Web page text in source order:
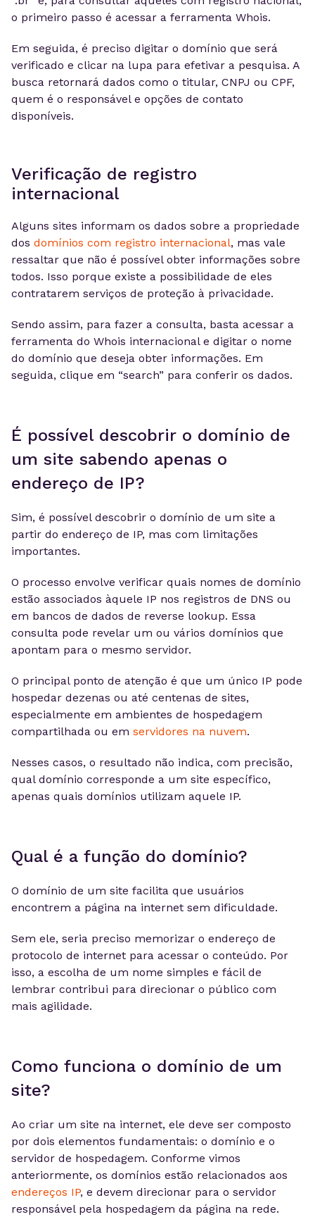
o primeiro passo é acessar a ferramenta Whois.
Em seguida, é preciso digitar o domínio que será
verificado e clicar na lupa para efetivar a pesquisa. A
busca retornará dados como o titular, CNPJ ou CPF,
quem é o responsável e opções de contato
disponíveis.
Verificação de registro
internacional
Alguns sites informam os dados sobre a propriedade
dos domínios com registro internacional, mas vale
ressaltar que não é possível obter informações sobre
todos. Isso porque existe a possibilidade de eles
contratarem serviços de proteção à privacidade.
Sendo assim, para fazer a consulta, basta acessar a
ferramenta do Whois internacional e digitar o nome
do domínio que deseja obter informações. Em
seguida, clique em “search” para conferir os dados.
É possível descobrir o domínio de
um site sabendo apenas o
endereço de IP?
Sim, é possível descobrir o domínio de um site a
partir do endereço de IP, mas com limitações
importantes.
O processo envolve verificar quais nomes de domínio
estão associados àquele IP nos registros de DNS ou
em bancos de dados de reverse lookup. Essa
consulta pode revelar um ou vários domínios que
apontam para o mesmo servidor.
O principal ponto de atenção é que um único IP pode
hospedar dezenas ou até centenas de sites,
especialmente em ambientes de hospedagem
compartilhada ou em servidores na nuvem.
Nesses casos, o resultado não indica, com precisão,
qual domínio corresponde a um site específico,
apenas quais domínios utilizam aquele IP.
Qual é a função do domínio?
O domínio de um site facilita que usuários
encontrem a página na internet sem dificuldade.
Sem ele, seria preciso memorizar o endereço de
protocolo de internet para acessar o conteúdo. Por
isso, a escolha de um nome simples e fácil de
lembrar contribui para direcionar o público com
mais agilidade.
Como funciona o domínio de um
site?
Ao criar um site na internet, ele deve ser composto
por dois elementos fundamentais: o domínio e o
servidor de hospedagem. Conforme vimos
anteriormente, os domínios estão relacionados aos
endereços IP, e devem direcionar para o servidor
responsável pela hospedagem da página na rede.